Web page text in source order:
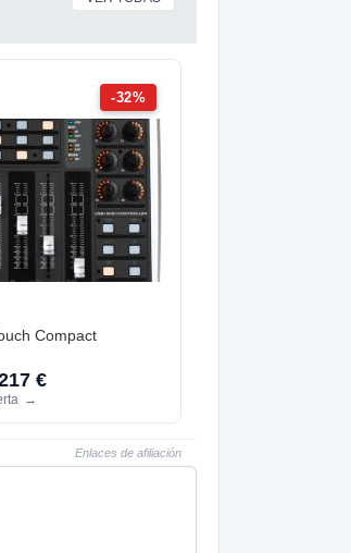
-32%
Compact
€
→
Enlaces de afiliación